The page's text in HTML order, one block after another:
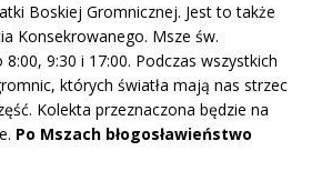
Boskiej Gromnicznej. Jest to także
Konsekrowanego. Msze św.
9:30 i 17:00. Podczas wszystkich
których światła mają nas strzec
Kolekta przeznaczona będzie na
Po Mszach błogosławieństwo